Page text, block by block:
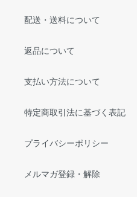
配送・送料について
返品について
支払い方法について
特定商取引法に基づく表記
プライバシーポリシー
メルマガ登録・解除